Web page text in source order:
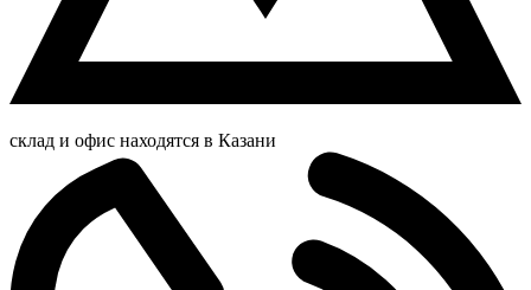
склад и офис находятся в Казани